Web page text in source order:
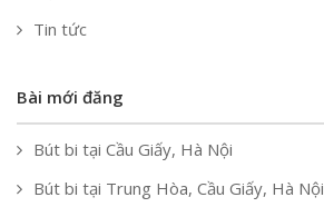
Tin tức
Bài mới đăng
Bút bi tại Cầu Giấy, Hà Nội
Bút bi tại Trung Hòa, Cầu Giấy, Hà Nội